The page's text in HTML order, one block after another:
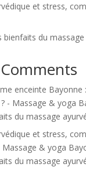
et stress,
bienfaits du massage
enceinte Bayonne
- Massage & yoga
du massage
et stress,
Massage & yoga
du massage